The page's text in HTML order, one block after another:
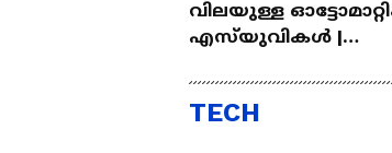
വിലയുള്ള
എസ്‍യുവികൾ |
Lakh
TECH